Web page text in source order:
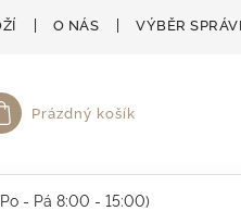
O NÁS VÝBĚR
Nákupní košík
Prázdný košík
- Pá 8:00 - 15:00)